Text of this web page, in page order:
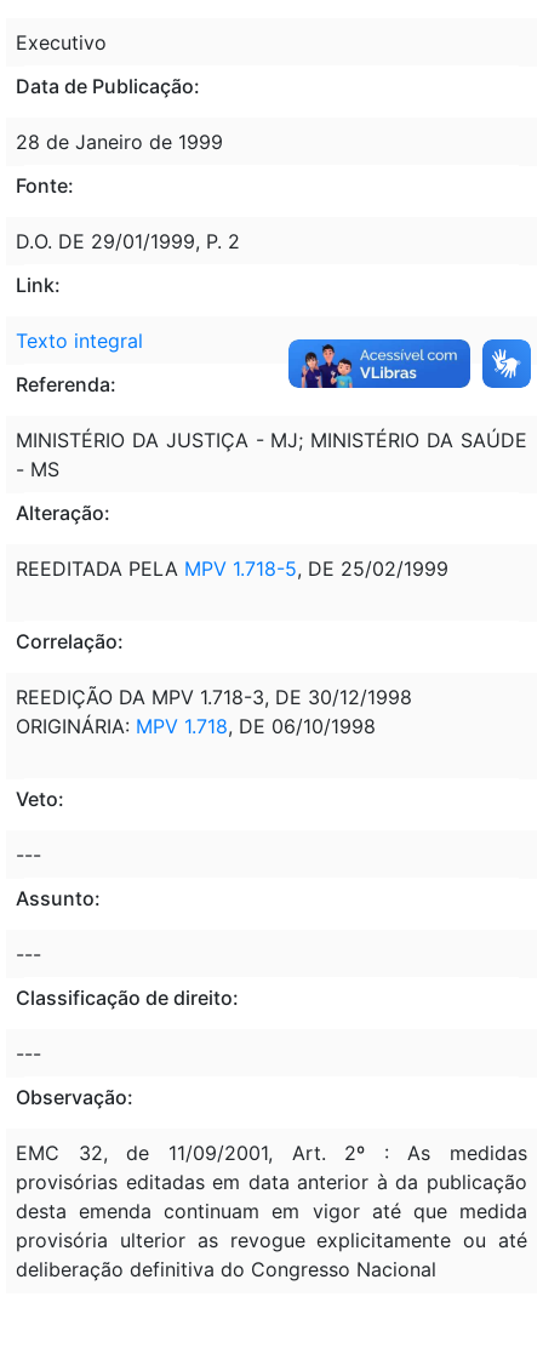
Executivo
Data de Publicação:
28 de Janeiro de 1999
Fonte:
D.O. DE 29/01/1999, P. 2
Link:
Texto integral
Referenda:
MINISTÉRIO DA JUSTIÇA - MJ; MINISTÉRIO DA SAÚDE
- MS
Alteração:
REEDITADA PELA MPV 1.718-5, DE 25/02/1999
Correlação:
REEDIÇÃO DA MPV 1.718-3, DE 30/12/1998
ORIGINÁRIA: MPV 1.718, DE 06/10/1998
Veto:
---
Assunto:
---
Classificação de direito:
---
Observação:
EMC 32, de 11/09/2001, Art. 2º : As medidas
provisórias editadas em data anterior à da publicação
desta emenda continuam em vigor até que medida
provisória ulterior as revogue explicitamente ou até
deliberação definitiva do Congresso Nacional